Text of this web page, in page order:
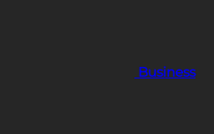
Business